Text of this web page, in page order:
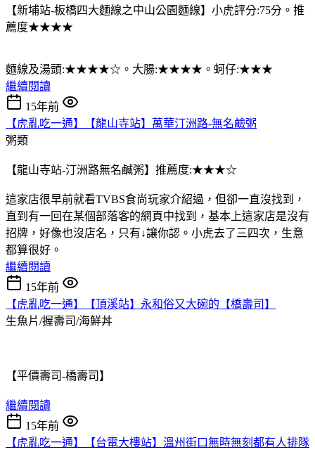
【新埔站-板橋四大麵線之中山公園麵線】小虎評分:75分。推
薦度★★★★
麵線及湯頭:★★★★☆。大腸:★★★★。蚵仔:★★★
繼續閱讀
15年前
【虎亂吃一通】【龍山寺站】萬華汀洲路-無名鹼粥
粥類
【龍山寺站-汀洲路無名鹹粥】推薦度:★★★☆
這家店很早前就看TVBS食尚玩家介紹過，但卻一直沒找到，
直到有一回在某個部落客的網頁中找到，基本上這家店是沒有
招牌，好像也沒店名，只有↓讓你認。小虎去了三四次，生意
都算很好。
繼續閱讀
15年前
【虎亂吃一通】【頂溪站】永和俗又大碗的【橋壽司】
生魚片/握壽司/海鮮丼
【平價壽司-橋壽司】
繼續閱讀
15年前
【虎亂吃一通】【台電大樓站】溫州街口無時無刻都有人排隊